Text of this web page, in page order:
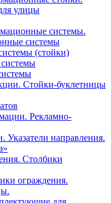
улицы
системы.
системы
(стойки)
Стойки-буклетницы
Рекламно-
Указатели направления.
Столбики
ограждения.